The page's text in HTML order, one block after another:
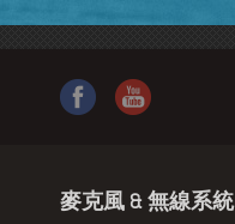
麥克風 & 無線系統